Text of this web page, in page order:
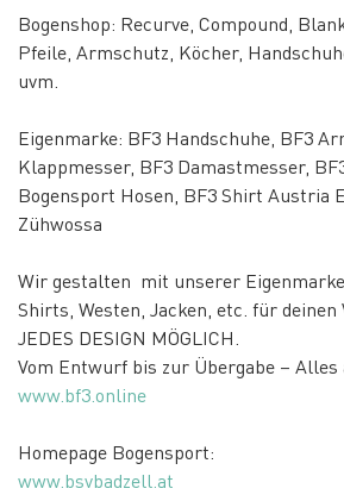
Bogenshop: Recurve, Compound,
Pfeile, Armschutz, Köcher,
uvm.
Eigenmarke: BF3 Handschuhe, BF3
Klappmesser, BF3 Damastmesser,
Bogensport Hosen, BF3 Shirt Austria
Zühwossa
Wir gestalten mit unserer
Shirts, Westen, Jacken, etc. für deinen
JEDES DESIGN MÖGLICH.
Vom Entwurf bis zur Übergabe – Alles
www.bf3.online
Homepage Bogensport:
www.bsvbadzell.at